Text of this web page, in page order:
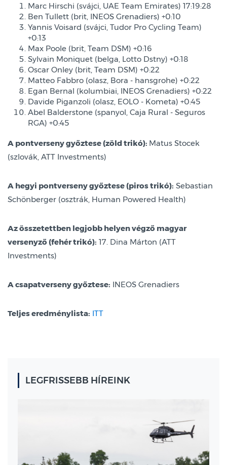
Marc Hirschi (svájci, UAE Team Emirates) 17:19:28
Ben Tullett (brit, INEOS Grenadiers) +0:10
Yannis Voisard (svájci, Tudor Pro Cycling Team)
+0:13
Max Poole (brit, Team DSM) +0:16
Sylvain Moniquet (belga, Lotto Dstny) +0:18
Oscar Onley (brit, Team DSM) +0:22
Matteo Fabbro (olasz, Bora - hansgrohe) +0:22
Egan Bernal (kolumbiai, INEOS Grenadiers) +0:22
Davide Piganzoli (olasz, EOLO - Kometa) +0:45
Abel Balderstone (spanyol, Caja Rural - Seguros
RGA) +0:45
A pontverseny győztese (zöld trikó): Matus Stocek
(szlovák, ATT Investments)
A hegyi pontverseny győztese (piros trikó): Sebastian
Schönberger (osztrák, Human Powered Health)
Az összetettben legjobb helyen végző magyar
versenyző (fehér trikó): 17. Dina Márton (ATT
Investments)
A csapatverseny győztese: INEOS Grenadiers
Teljes eredménylista: ITT
LEGFRISSEBB HÍREINK